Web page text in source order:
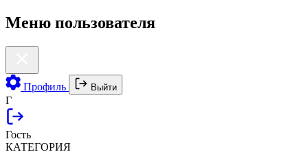
Меню пользователя
Профиль Выйти
Г
Гость
КАТЕГОРИЯ